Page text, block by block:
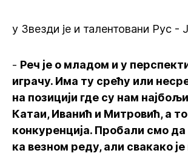
у Звезди је и талентовани Рус -
- Реч је о младом и у
играчу. Има ту срећу или
на позицији где су нам
Катаи, Иванић и Митровић, а
конкуренција. Пробали смо
ка везном реду, али свакако